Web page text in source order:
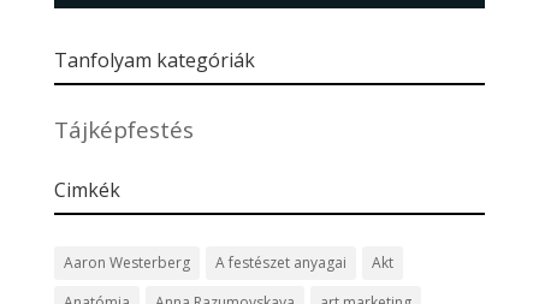
Tanfolyam kategóriák
Tájképfestés
Cimkék
Aaron Westerberg A festészet anyagai
Akt